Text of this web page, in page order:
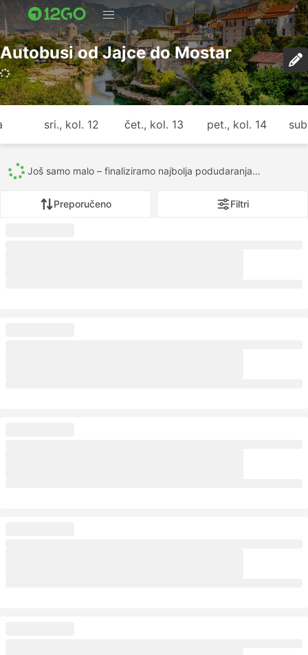
Autobusi od Jajce do Mostar
sri., kol. 12 čet., kol. 13 pet., kol. 14
Još samo malo – finaliziramo najbolja podudaranja…
Preporučeno Filtri